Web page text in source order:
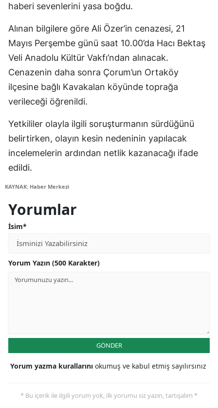
haberi sevenlerini yasa boğdu.
Alınan bilgilere göre Ali Özer’in cenazesi, 21
Mayıs Perşembe günü saat 10.00’da Hacı Bektaş
Veli Anadolu Kültür Vakfı’ndan alınacak.
Cenazenin daha sonra Çorum’un Ortaköy
ilçesine bağlı Kavakalan köyünde toprağa
verileceği öğrenildi.
Yetkililer olayla ilgili soruşturmanın sürdüğünü
belirtirken, olayın kesin nedeninin yapılacak
incelemelerin ardından netlik kazanacağı ifade
edildi.
KAYNAK: Haber Merkezi
Yorumlar
İsim*
Yorum Yazın (500 Karakter)
GÖNDER
Yorum yazma kurallarını okumuş ve kabul etmiş sayılırsınız
* Bu içerik ile ilgili yorum yok, ilk yorumu siz yazın, tartışalım *